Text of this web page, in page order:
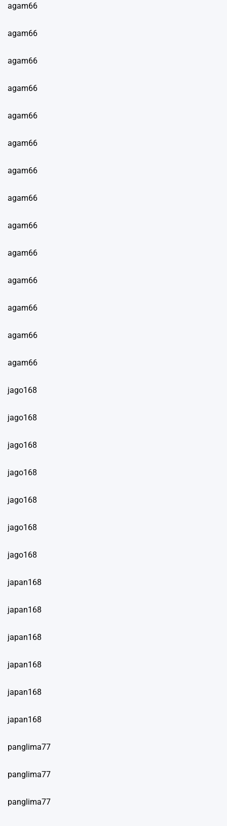
agam66
agam66
agam66
agam66
agam66
agam66
agam66
agam66
agam66
agam66
agam66
agam66
agam66
agam66
jago168
jago168
jago168
jago168
jago168
jago168
jago168
japan168
japan168
japan168
japan168
japan168
japan168
panglima77
panglima77
panglima77